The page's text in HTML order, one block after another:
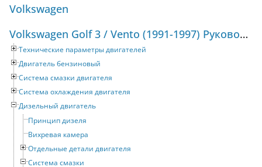
Volkswagen
Volkswagen Golf 3 / Vento (1991-1997) Руководство по ремонту и техническому обслуживанию
Технические параметры двигателей
Двигатель бензиновый
Система смазки двигателя
Система охлаждения двигателя
Дизельный двигатель
Принцип дизеля
Вихревая камера
Отдельные детали двигателя
Система смазки